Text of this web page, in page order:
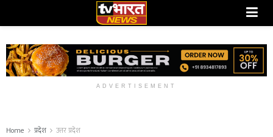
ADVERTISEMENT
Home प्रदेश उत्तर प्रदेश